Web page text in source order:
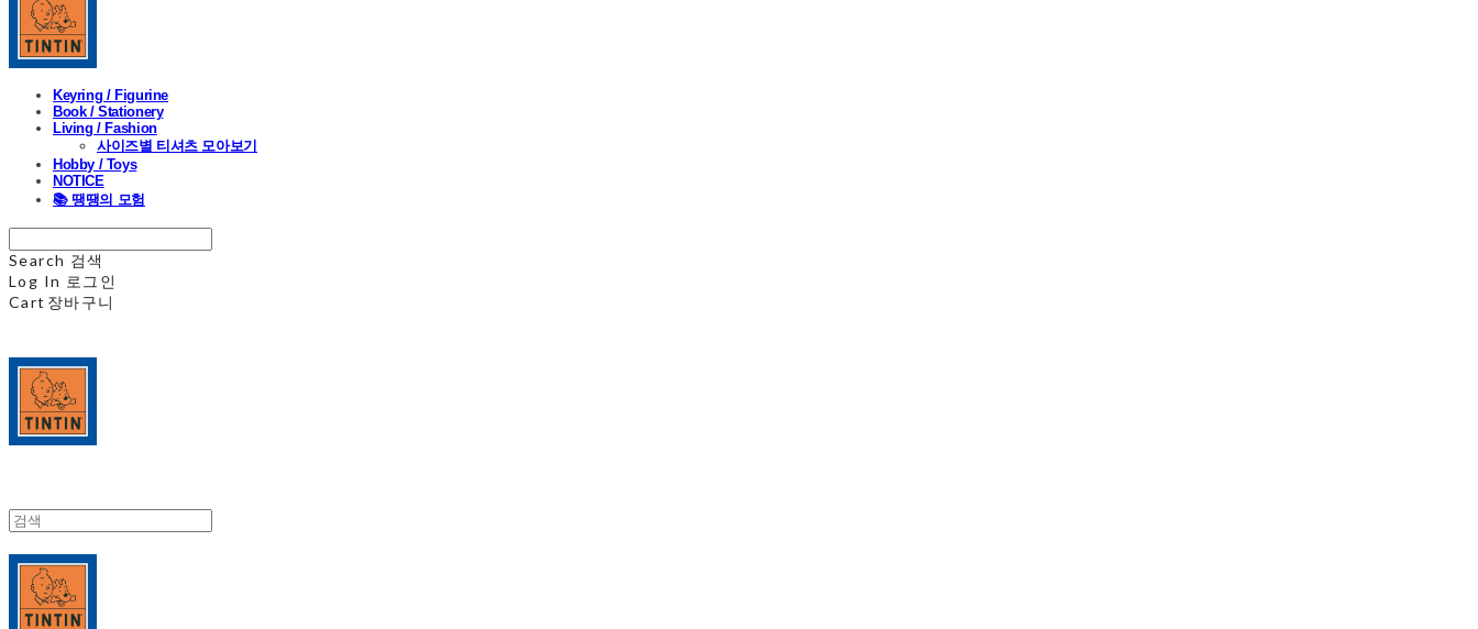
Keyring / Figurine
Book / Stationery
Living / Fashion
사이즈별 티셔츠 모아보기
Hobby / Toys
NOTICE
📚 땡땡의 모험
Search 검색
Log In 로그인
Cart 장바구니